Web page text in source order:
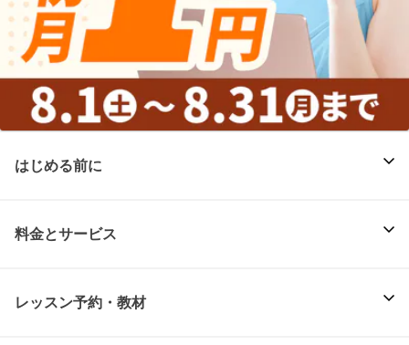
はじめる前に
料金とサービス
レッスン予約・教材